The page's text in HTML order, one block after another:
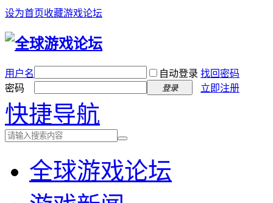
设为首页收藏游戏论坛
用户名 自动登录 找回密码
密码
登录 立即注册
快捷导航
全球游戏论坛